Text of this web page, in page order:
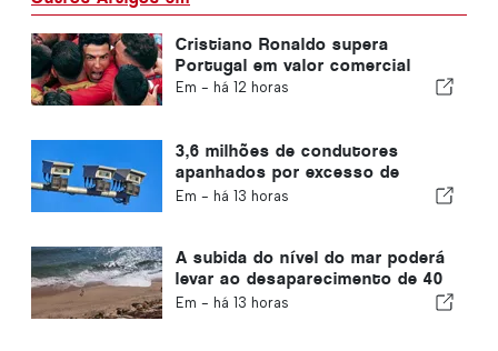
Cristiano Ronaldo supera
Portugal em valor comercial
Em - há 12 horas
3,6 milhões de condutores
apanhados por excesso de
velocidade em Portugal nos
Em - há 13 horas
A subida do nível do mar poderá
levar ao desaparecimento de 40
por cento das praias de
Em - há 13 horas